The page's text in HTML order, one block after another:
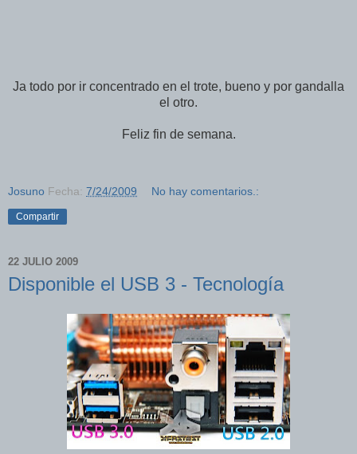
Ja todo por ir concentrado en el trote, bueno y por gandalla
el otro.
Feliz fin de semana.
Josuno Fecha: 7/24/2009 No hay comentarios.:
Compartir
22 JULIO 2009
Disponible el USB 3 - Tecnología